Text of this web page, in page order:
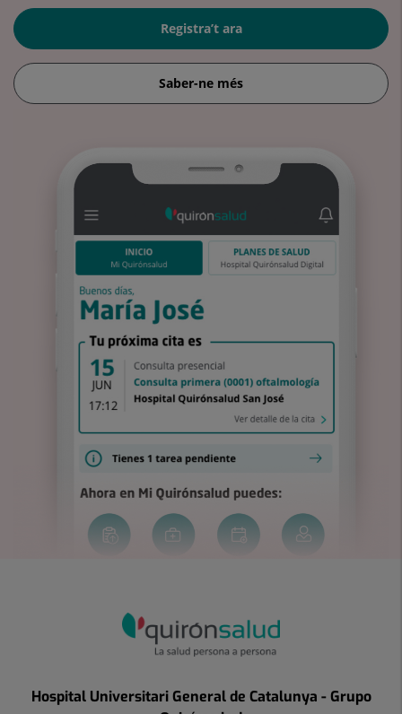
Registra’t ara
Saber-ne més
Hospital Universitari General de Catalunya - Grupo